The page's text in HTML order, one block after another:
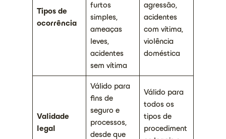
Tipos de
ocorrência
furtos
simples,
ameaças
leves,
acidentes
sem vítima
agressão,
acidentes
com vítima,
violência
doméstica
Validade
legal
Válido para
fins de
seguro e
processos,
desde que
Válido para
todos os
tipos de
procediment